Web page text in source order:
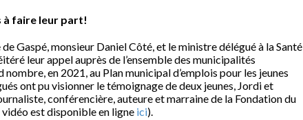
à faire leur part!
Gaspé, monsieur Daniel Côté, et le ministre délégué à la Santé
leur appel auprès de l’ensemble des municipalités
en 2021, au Plan municipal d’emplois pour les jeunes
ont pu visionner le témoignage de deux jeunes, Jordi et
conférencière, auteure et marraine de la Fondation du
est disponible en ligne ici).